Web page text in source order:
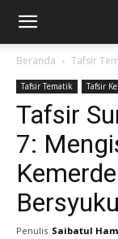
Beranda Tafsir
Tafsir Tematik Tafsir
Tafsir
7:
Penulis Saibatul